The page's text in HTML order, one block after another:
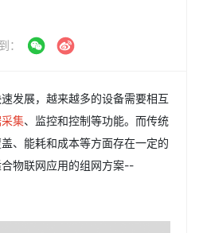
：
展，越来越多的设备需要相互
集、监控和控制等功能。而传统
、能耗和成本等方面存在一定的
物联网应用的组网方案--